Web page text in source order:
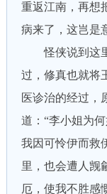
重返江南，再想
病来了，这岂是
怪侠说到这里
过，修真也就将
医诊治的经过，
道：“李小姐为
我因可怜伊而救
里，也会遭人觊
厄，使我不胜感